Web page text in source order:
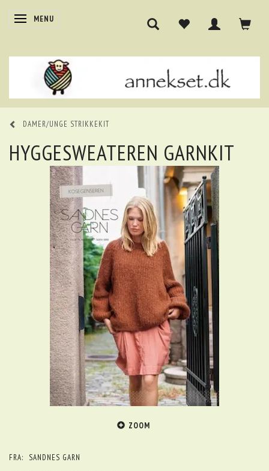
SKIFTE NAVIGATION
MENU
DAMER/UNGE STRIKKEKIT
HYGGESWEATEREN GARNKIT
ZOOM
FRA:
SANDNES GARN